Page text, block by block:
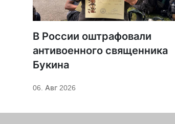
В России оштрафовали
антивоенного священника
Букина
06. Авг 2026